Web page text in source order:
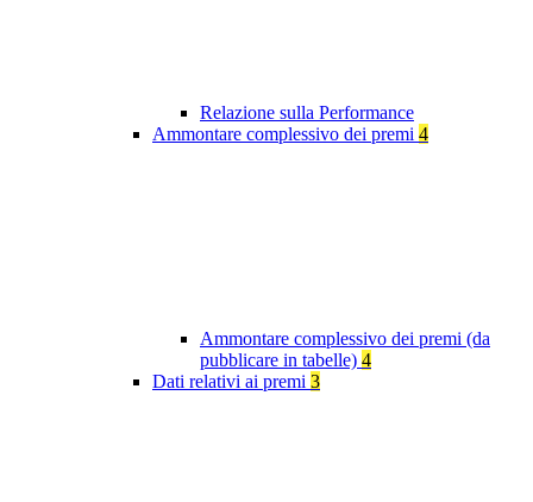
Relazione sulla Performance
Ammontare complessivo dei premi 4
Ammontare complessivo dei premi (da
pubblicare in tabelle) 4
Dati relativi ai premi 3